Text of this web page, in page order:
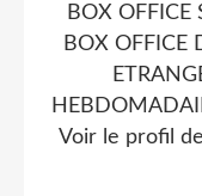
BOX OFFICE
BOX OFFICE
Voir le profil de